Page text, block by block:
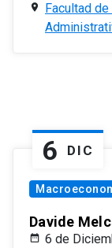
Facultad
6 DIC
Davide
6 de